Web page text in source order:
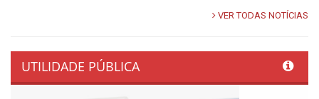
VER TODAS NOTÍCIAS
UTILIDADE PÚBLICA